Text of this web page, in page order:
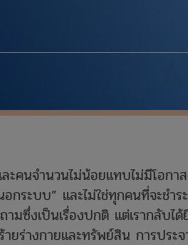
คนจำนวนไม่น้อยแทบไม่มีโอกาส
กระบบ” และไม่ใช่ทุกคนที่จะชำร
มซึ่งเป็นเรื่องปกติ แต่เรากลับไ
ยร่างกายและทรัพย์สิน การปร